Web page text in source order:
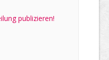
publizieren!